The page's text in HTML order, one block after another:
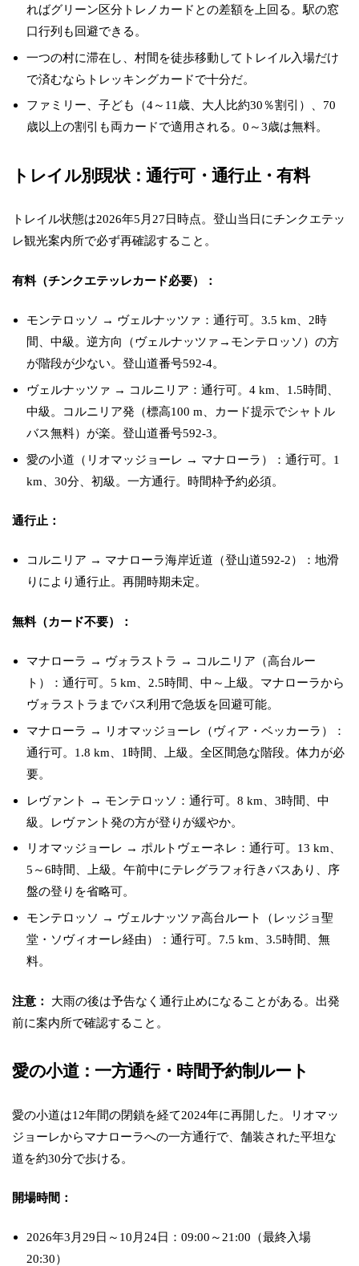
ればグリーン区分トレノカードとの差額を上回る。駅の窓
口行列も回避できる。
一つの村に滞在し、村間を徒歩移動してトレイル入場だけ
で済むならトレッキングカードで十分だ。
ファミリー、子ども（4～11歳、大人比約30％割引）、70
歳以上の割引も両カードで適用される。0～3歳は無料。
トレイル別現状：通行可・通行止・有料
トレイル状態は2026年5月27日時点。登山当日にチンクエテッ
レ観光案内所で必ず再確認すること。
有料（チンクエテッレカード必要）：
モンテロッソ → ヴェルナッツァ：通行可。3.5 km、2時
間、中級。逆方向（ヴェルナッツァ→モンテロッソ）の方
が階段が少ない。登山道番号592-4。
ヴェルナッツァ → コルニリア：通行可。4 km、1.5時間、
中級。コルニリア発（標高100 m、カード提示でシャトル
バス無料）が楽。登山道番号592-3。
愛の小道（リオマッジョーレ → マナローラ）：通行可。1
km、30分、初級。一方通行。時間枠予約必須。
通行止：
コルニリア → マナローラ海岸近道（登山道592-2）：地滑
りにより通行止。再開時期未定。
無料（カード不要）：
マナローラ → ヴォラストラ → コルニリア（高台ルー
ト）：通行可。5 km、2.5時間、中～上級。マナローラから
ヴォラストラまでバス利用で急坂を回避可能。
マナローラ → リオマッジョーレ（ヴィア・ベッカーラ）：
通行可。1.8 km、1時間、上級。全区間急な階段。体力が必
要。
レヴァント → モンテロッソ：通行可。8 km、3時間、中
級。レヴァント発の方が登りが緩やか。
リオマッジョーレ → ポルトヴェーネレ：通行可。13 km、
5～6時間、上級。午前中にテレグラフォ行きバスあり、序
盤の登りを省略可。
モンテロッソ → ヴェルナッツァ高台ルート（レッジョ聖
堂・ソヴィオーレ経由）：通行可。7.5 km、3.5時間、無
料。
注意：
大雨の後は予告なく通行止めになることがある。出発
前に案内所で確認すること。
愛の小道：一方通行・時間予約制ルート
愛の小道は12年間の閉鎖を経て2024年に再開した。リオマッ
ジョーレからマナローラへの一方通行で、舗装された平坦な
道を約30分で歩ける。
開場時間：
2026年3月29日～10月24日：09:00～21:00（最終入場
20:30）